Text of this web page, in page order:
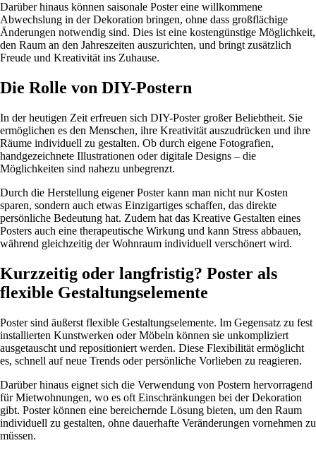
Darüber hinaus können saisonale Poster eine willkommene
Abwechslung in der Dekoration bringen, ohne dass großflächige
Änderungen notwendig sind. Dies ist eine kostengünstige Möglichkeit,
den Raum an den Jahreszeiten auszurichten, und bringt zusätzlich
Freude und Kreativität ins Zuhause.
Die Rolle von DIY-Postern
In der heutigen Zeit erfreuen sich DIY-Poster großer Beliebtheit. Sie
ermöglichen es den Menschen, ihre Kreativität auszudrücken und ihre
Räume individuell zu gestalten. Ob durch eigene Fotografien,
handgezeichnete Illustrationen oder digitale Designs – die
Möglichkeiten sind nahezu unbegrenzt.
Durch die Herstellung eigener Poster kann man nicht nur Kosten
sparen, sondern auch etwas Einzigartiges schaffen, das direkte
persönliche Bedeutung hat. Zudem hat das Kreative Gestalten eines
Posters auch eine therapeutische Wirkung und kann Stress abbauen,
während gleichzeitig der Wohnraum individuell verschönert wird.
Kurzzeitig oder langfristig? Poster als
flexible Gestaltungselemente
Poster sind äußerst flexible Gestaltungselemente. Im Gegensatz zu fest
installierten Kunstwerken oder Möbeln können sie unkompliziert
ausgetauscht und repositioniert werden. Diese Flexibilität ermöglicht
es, schnell auf neue Trends oder persönliche Vorlieben zu reagieren.
Darüber hinaus eignet sich die Verwendung von Postern hervorragend
für Mietwohnungen, wo es oft Einschränkungen bei der Dekoration
gibt. Poster können eine bereichernde Lösung bieten, um den Raum
individuell zu gestalten, ohne dauerhafte Veränderungen vornehmen zu
müssen.